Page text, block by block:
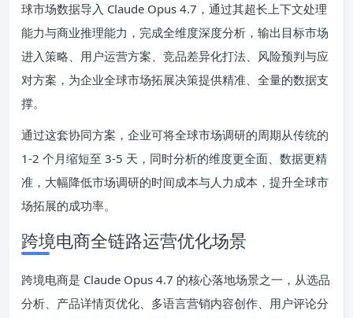
球市场数据导入 Claude Opus 4.7，通过其超长上下文处理
能力与商业推理能力，完成全维度深度分析，输出目标市场
进入策略、用户运营方案、竞品差异化打法、风险预判与应
对方案，为企业全球市场拓展决策提供精准、全量的数据支
撑。
通过这套协同方案，企业可将全球市场调研的周期从传统的
1-2 个月缩短至 3-5 天，同时分析的维度更全面、数据更精
准，大幅降低市场调研的时间成本与人力成本，提升全球市
场拓展的成功率。
跨境电商全链路运营优化场景
跨境电商是 Claude Opus 4.7 的核心落地场景之一，从选品
分析、产品详情页优化、多语言营销内容创作、用户评论分